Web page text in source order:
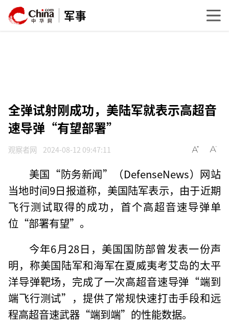
军事
全弹试射刚成功，美陆军就表示高超音
速导弹“有望部署”
观察者网 2024-08-12 09:47:11
美国“防务新闻”（DefenseNews）网站
当地时间9日报道称，美国陆军表示，由于近期
飞行测试取得的成功，首个高超音速导弹单
位“部署有望”。
今年6月28日，美国国防部曾发表一份声
明，称美国陆军和海军在夏威夷考艾岛的太平
洋导弹靶场，完成了一次高超音速导弹“端到
端飞行测试”，提供了常规快速打击手段和远
程高超音速武器“端到端”的性能数据。